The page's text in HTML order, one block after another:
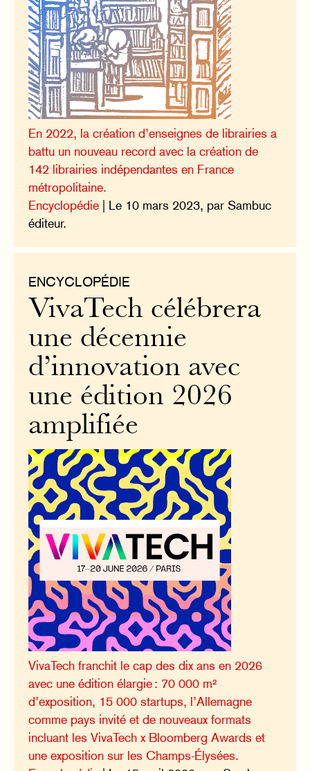
En 2022, la création d’enseignes de librairies a
battu un nouveau record avec la création de
142 librairies indépendantes en France
métropolitaine.
Encyclopédie | Le 10 mars 2023, par Sambuc
éditeur.
ENCYCLOPÉDIE
VivaTech célébrera
une décennie
d’innovation avec
une édition 2026
amplifiée
VivaTech franchit le cap des dix ans en 2026
avec une édition élargie : 70 000 m²
d’exposition, 15 000 startups, l’Allemagne
comme pays invité et de nouveaux formats
incluant les VivaTech x Bloomberg Awards et
une exposition sur les Champs-Élysées.